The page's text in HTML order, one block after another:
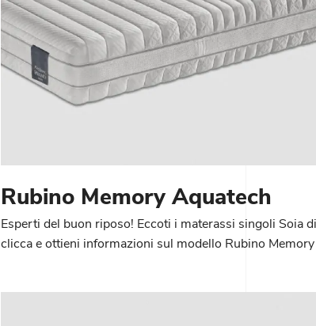
Rubino Memory Aquatech
Esperti del buon riposo! Eccoti i materassi singoli Soia
clicca e ottieni informazioni sul modello Rubino